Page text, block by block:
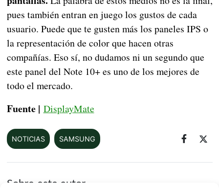
pues también entran en juego los gustos de cada
usuario. Puede que te gusten más los paneles IPS o
la representación de color que hacen otras
compañías. Eso sí, no dudamos ni un segundo que
este panel del Note 10+ es uno de los mejores de
todo el mercado.
Fuente | DisplayMate
NOTICIAS SAMSUNG
Sobre este autor